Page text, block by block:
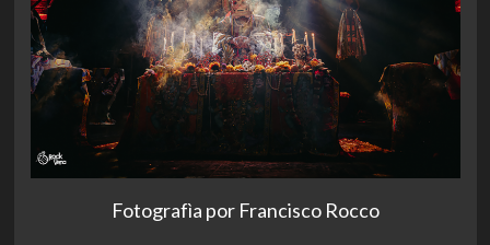
Fotografìa por Francisco Rocco